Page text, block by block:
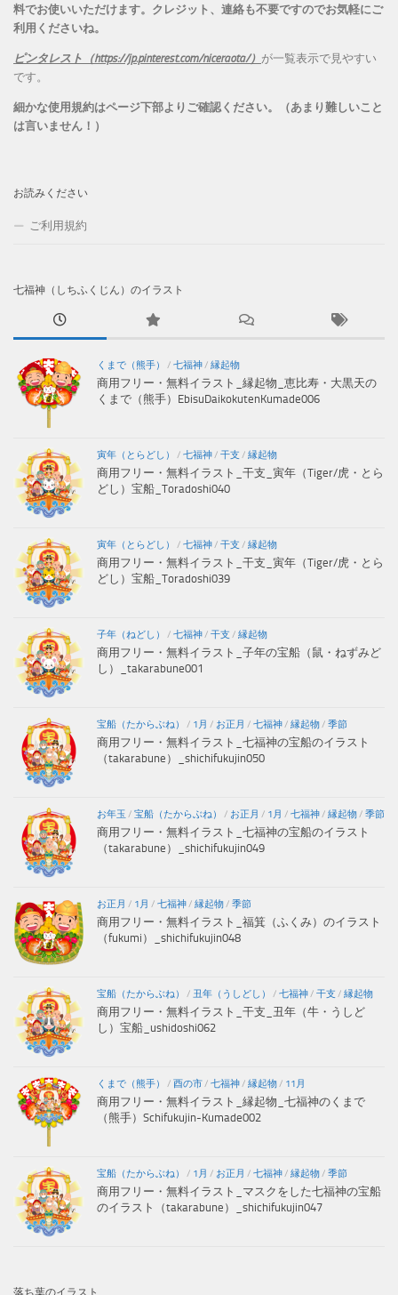
料でお使いいただけます。 クレジット、連絡も不要ですのでお気軽にご
利用くださいね。
ピンタレスト（https://jp.pinterest.com/niceraota/） が一覧表示で見やすい
です。
細かな使用規約はページ下部よりご確認ください。（あまり難しいこと
は言いません！）
お読みください
ご利用規約
七福神（しちふくじん）のイラスト
くまで（熊手） / 七福神 / 縁起物
商用フリー・無料イラスト_縁起物_恵比寿・大黒天の
くまで（熊手）EbisuDaikokutenKumade006
寅年（とらどし） / 七福神 / 干支 / 縁起物
商用フリー・無料イラスト_干支_寅年（Tiger/虎・とら
どし）宝船_Toradoshi040
寅年（とらどし） / 七福神 / 干支 / 縁起物
商用フリー・無料イラスト_干支_寅年（Tiger/虎・とら
どし）宝船_Toradoshi039
子年（ねどし） / 七福神 / 干支 / 縁起物
商用フリー・無料イラスト_子年の宝船（鼠・ねずみど
し）_takarabune001
宝船（たからぶね） / 1月 / お正月 / 七福神 / 縁起物 / 季節
商用フリー・無料イラスト_七福神の宝船のイラスト
（takarabune）_shichifukujin050
お年玉 / 宝船（たからぶね） / お正月 / 1月 / 七福神 / 縁起物 / 季節
商用フリー・無料イラスト_七福神の宝船のイラスト
（takarabune）_shichifukujin049
お正月 / 1月 / 七福神 / 縁起物 / 季節
商用フリー・無料イラスト_福箕（ふくみ）のイラスト
（fukumi）_shichifukujin048
宝船（たからぶね） / 丑年（うしどし） / 七福神 / 干支 / 縁起物
商用フリー・無料イラスト_干支_丑年（牛・うしど
し）宝船_ushidoshi062
くまで（熊手） / 酉の市 / 七福神 / 縁起物 / 11月
商用フリー・無料イラスト_縁起物_七福神のくまで
（熊手）Schifukujin-Kumade002
宝船（たからぶね） / 1月 / お正月 / 七福神 / 縁起物 / 季節
商用フリー・無料イラスト_マスクをした七福神の宝船
のイラスト（takarabune）_shichifukujin047
落ち葉のイラスト